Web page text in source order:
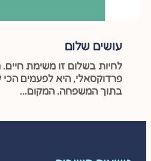
עושים שלום
לחיות בשלום זו משימת
פרדוקסאלי, היא לפעמים
בתוך המשפחה. המקום...